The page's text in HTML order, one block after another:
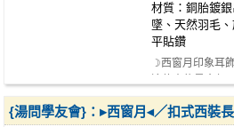
材質：銅胎鍍
墜、天然羽毛
平貼鑽
☽西窗月印象耳
{湯問學友會}：▸西窗月◂／扣式西裝